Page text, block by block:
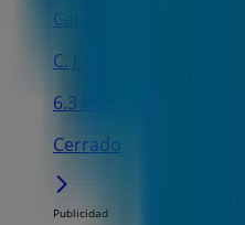
CaixaBank
C. Juncaril, 1, Jun
6.3 km
Cerrado
Publicidad